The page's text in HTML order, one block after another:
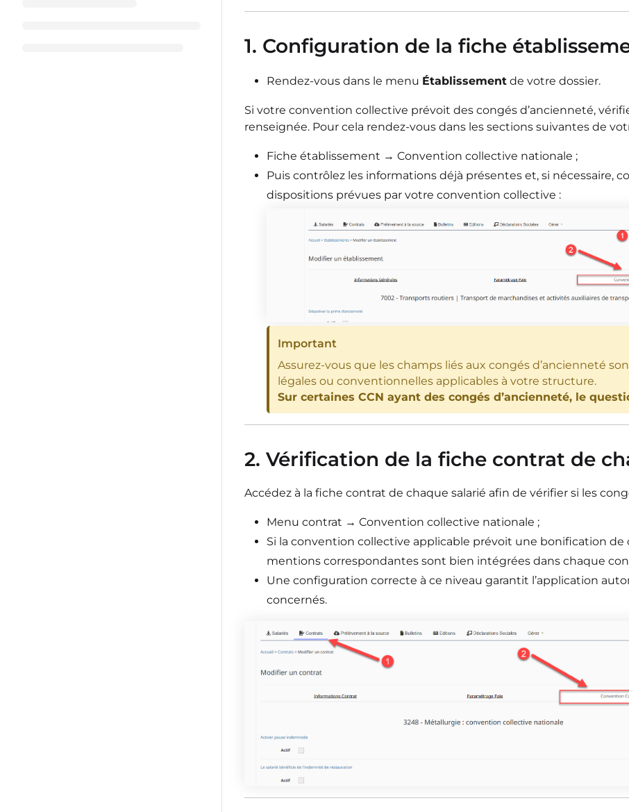
1. Configuration de la fiche
Rendez-vous dans le menu Établissement de votre dossier.
Si votre convention collective prévoit des congés d’ancienneté,
renseignée. Pour cela rendez-vous dans les sections suivantes de
Fiche établissement → Convention collective nationale ;
Puis contrôlez les informations déjà présentes et, si nécessaire,
dispositions prévues par votre convention collective :
Important
Assurez-vous que les champs liés aux congés d’ancienneté
légales ou conventionnelles applicables à votre structure.
Sur certaines CCN ayant des congés d’ancienneté, le
2. Vérification de la fiche contrat de
Accédez à la fiche contrat de chaque salarié afin de vérifier si les
Menu contrat → Convention collective nationale ;
Si la convention collective applicable prévoit une bonification de
mentions correspondantes sont bien intégrées dans chaque
Une configuration correcte à ce niveau garantit l’application
concernés.